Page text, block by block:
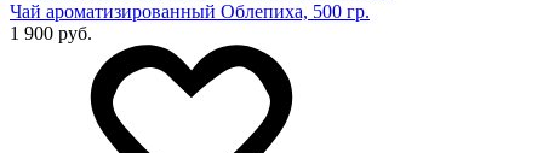
Чай ароматизированный Облепиха, 500 гр.
1 900 руб.